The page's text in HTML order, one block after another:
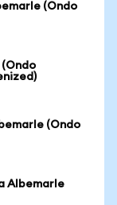
(Ondo
(Ondo
(Ondo
Albemarle